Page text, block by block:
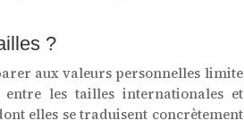
?
aux valeurs personnelles limite
entre les tailles internationales et
elles se traduisent concrètement